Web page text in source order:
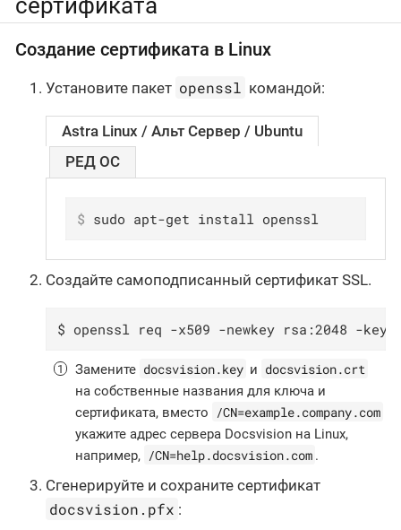
Создание сертификата в Linux
Установите пакет openssl командой:
Astra Linux / Альт Сервер / Ubuntu
РЕД ОС
$ sudo apt-get install openssl
Создайте самоподписанный сертификат SSL.
$ openssl req -x509 -newkey rsa:2048 -
Замените docsvision.key и docsvision.crt
на собственные названия для ключа и
сертификата, вместо
/CN=example.company.com
укажите адрес сервера Docsvision на Linux,
например, /CN=help.docsvision.com .
Сгенерируйте и сохраните сертификат
docsvision.pfx :